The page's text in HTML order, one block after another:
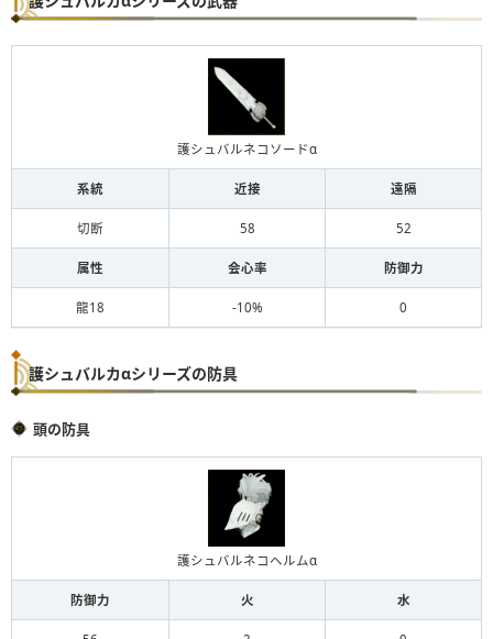
護シュバルネコソードα
系統 近接 遠隔
切断 58 52
属性 会心率 防御力
龍18 -10% 0
護シュバルカαシリーズの防具
頭の防具
護シュバルネコヘルムα
防御力 火 水